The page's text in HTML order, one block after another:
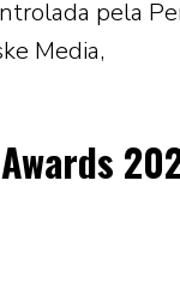
pela
Media,